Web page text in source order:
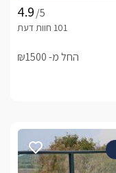
/5
החל מ- ₪1500